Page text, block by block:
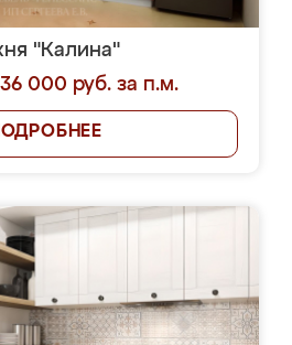
"Калина"
000 руб. за п.м.